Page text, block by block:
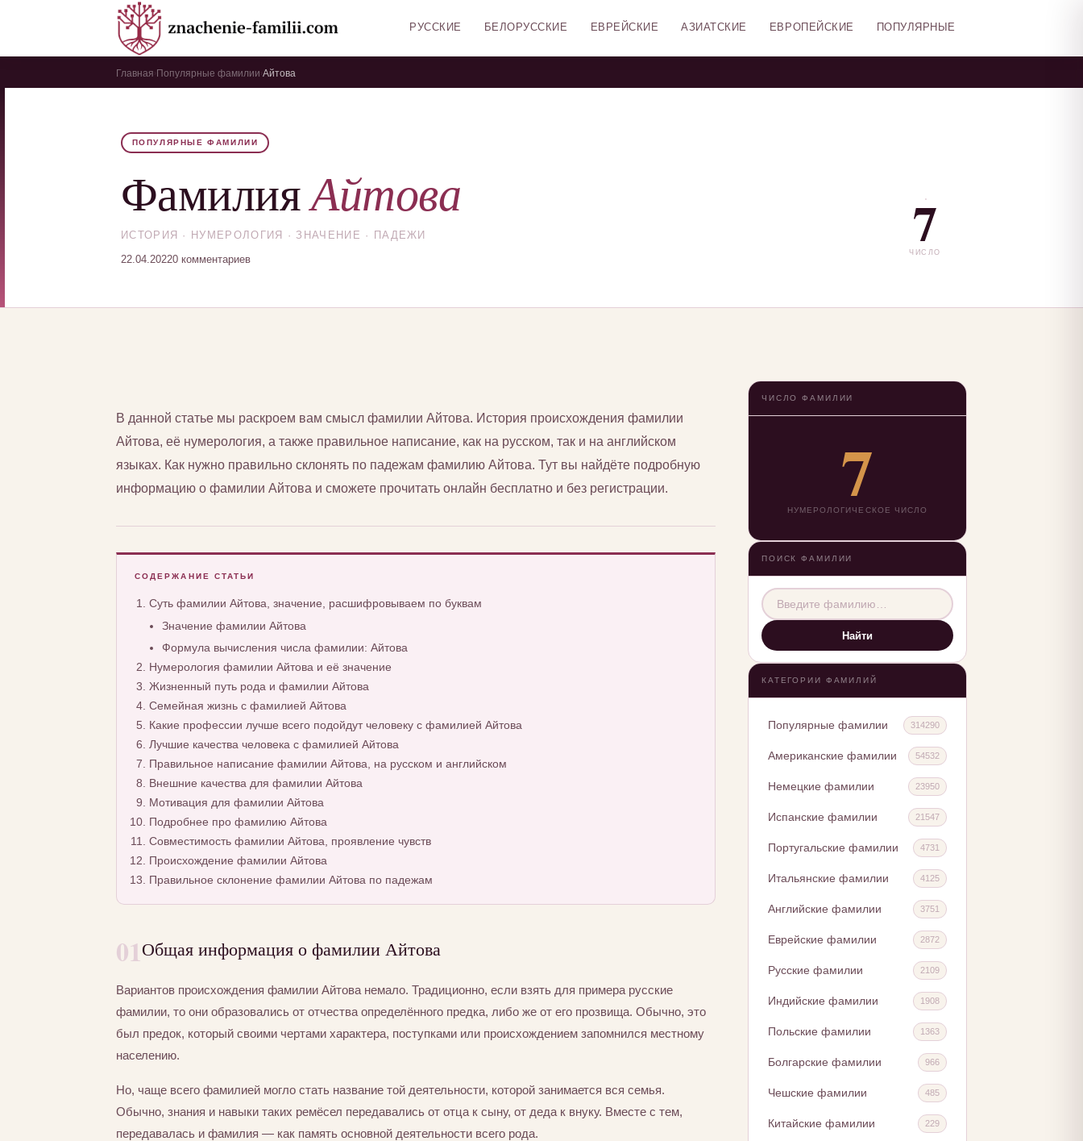
РУССКИЕ БЕЛОРУССКИЕ ЕВРЕЙСКИЕ АЗИАТСКИЕ ЕВРОПЕЙСКИЕ ПОПУЛЯРНЫЕ
Главная Популярные фамилии Айтова
ПОПУЛЯРНЫЕ ФАМИЛИИ
ФамилияАйтова
ИСТОРИЯ · НУМЕРОЛОГИЯ · ЗНАЧЕНИЕ · ПАДЕЖИ
22.04.20220 комментариев
7
ЧИСЛО
В данной статье мы раскроем вам смысл фамилии Айтова. История происхождения фамилии
Айтова, её нумерология, а также правильное написание, как на русском, так и на английском
языках. Как нужно правильно склонять по падежам фамилию Айтова. Тут вы найдёте подробную
информацию о фамилии Айтова и сможете прочитать онлайн бесплатно и без регистрации.
СОДЕРЖАНИЕ СТАТЬИ
Суть фамилии Айтова, значение, расшифровываем по буквам
Значение фамилии Айтова
Формула вычисления числа фамилии: Айтова
Нумерология фамилии Айтова и её значение
Жизненный путь рода и фамилии Айтова
Семейная жизнь с фамилией Айтова
Какие профессии лучше всего подойдут человеку с фамилией Айтова
Лучшие качества человека с фамилией Айтова
Правильное написание фамилии Айтова, на русском и английском
Внешние качества для фамилии Айтова
Мотивация для фамилии Айтова
Подробнее про фамилию Айтова
Совместимость фамилии Айтова, проявление чувств
Происхождение фамилии Айтова
Правильное склонение фамилии Айтова по падежам
01Общая информация о фамилии Айтова
Вариантов происхождения фамилии Айтова немало. Традиционно, если взять для примера русские
фамилии, то они образовались от отчества определённого предка, либо же от его прозвища. Обычно, это
был предок, который своими чертами характера, поступками или происхождением запомнился местному
населению.
Но, чаще всего фамилией могло стать название той деятельности, которой занимается вся семья.
Обычно, знания и навыки таких ремёсел передавались от отца к сыну, от деда к внуку. Вместе с тем,
передавалась и фамилия — как память основной деятельности всего рода.
ЧИСЛО ФАМИЛИИ
7
НУМЕРОЛОГИЧЕСКОЕ ЧИСЛО
ПОИСК ФАМИЛИИ
Найти
КАТЕГОРИИ ФАМИЛИЙ
Популярные фамилии 314290
Американские фамилии 54532
Немецкие фамилии 23950
Испанские фамилии 21547
Португальские фамилии 4731
Итальянские фамилии 4125
Английские фамилии 3751
Еврейские фамилии 2872
Русские фамилии 2109
Индийские фамилии 1908
Польские фамилии 1363
Болгарские фамилии 966
Чешские фамилии 485
Китайские фамилии 229